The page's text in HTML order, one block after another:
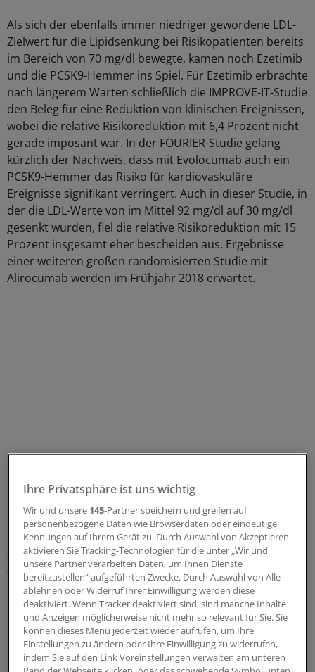
Als sich der ebenfalls immer niedriger gewordene LDL-
Zielwert für die Lipidsenkung bei Risikopatienten bereits
im Bereich von 70 mg/dl bewegte, kamen noch Ezetimib
und die PCSK9-Hemmer ins Spiel. Für Ezetimib erbrachte
nach längerem Warten schließlich die IMPROVE-IT-Studie
den Beleg für eine Reduktion von klinischen Ereignissen,
wobei die relative Risikoreduktion mit 6,4 Prozent nicht
gerade imposant war. In der FOURIER-Studie gelang
kürzlich der Nachweis, dass mit Evolocumab auch ein
PCSK9-Hemmer das Risiko für kardiovaskuläre
Ereignisse signifikant verringert. Auch in dieser Studie, in
der die LDL-Werte von im Mittel 92 mg/dl auf 30 mg/dl
gesenkt wurden, fiel die relative Risikoreduktion mit 15
Prozent insgesamt eher bescheiden aus. Ergebnisse
einer weiteren großen randomisierten Studie mit
Alirocumab werden im Frühjahr 2018 erwartet.
ein, wenn man sich an die am HDL-Cholesterin
ansetzende Lipidforschung erinnert. Am relativ besten
steht noch die Therapie mit Fibraten da, bei der
allerdings unklar ist, ob für ihre klinische Effekte primär
die Erhöhung der HDL, die Reduktion der Triglyzeride
oder die LDL-Senkung maßgeblich ist. Vollends
enttäuscht hat die den HDL-Spiegel erhöhende Therapie
mit Nikotinsäure und deren Derivaten. Nachdem ein
Nutzen in großen Studien wie HPS2-THRIVE nicht
Ihre Privatsphäre ist uns wichtig
Wir und unsere 145-Partner speichern und greifen auf
personenbezogene Daten wie Browserdaten oder eindeutige
Kennungen auf Ihrem Gerät zu. Durch Auswahl von Akzeptieren
aktivieren Sie Tracking-Technologien für die unter „Wir und
unsere Partner verarbeiten Daten, um Ihnen Dienste
bereitzustellen“ aufgeführten Zwecke. Durch Auswahl von Alle
ablehnen oder Widerruf Ihrer Einwilligung werden diese
deaktiviert. Wenn Tracker deaktiviert sind, sind manche Inhalte
und Anzeigen möglicherweise nicht mehr so relevant für Sie. Sie
können dieses Menü jederzeit wieder aufrufen, um Ihre
Einstellungen zu ändern oder Ihre Einwilligung zu widerrufen,
indem Sie auf den Link Voreinstellungen verwalten am unteren